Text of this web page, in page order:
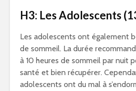
H3: Les Adolescents
Les adolescents ont également
de sommeil. La durée
à 10 heures de sommeil par nuit
santé et bien récupérer.
adolescents ont du mal à